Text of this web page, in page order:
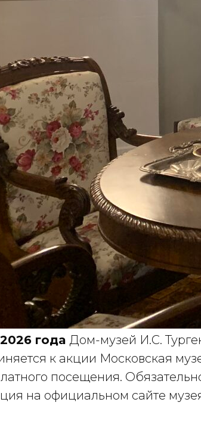
года Дом-музей И.С.
к акции Московская
посещения.
на официальном сайте